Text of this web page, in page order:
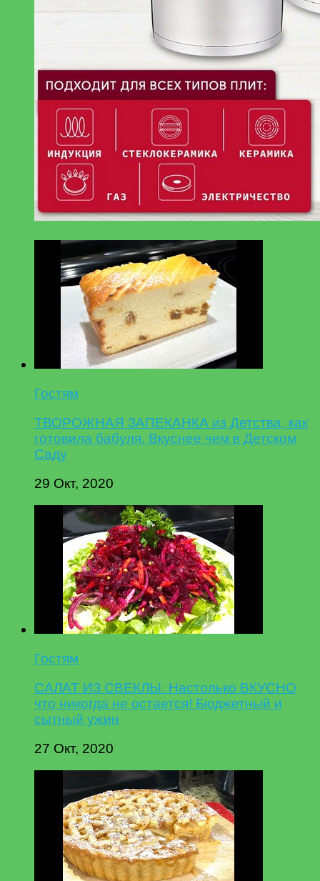
Гостям
ТВОРОЖНАЯ ЗАПЕКАНКА из Детства, как
готовила бабуля. Вкуснее чем в Детском
Саду
29 Окт, 2020
Гостям
САЛАТ ИЗ СВЕКЛЫ. Настолько ВКУСНО
что никогда не остается! Бюджетный и
сытный ужин
27 Окт, 2020